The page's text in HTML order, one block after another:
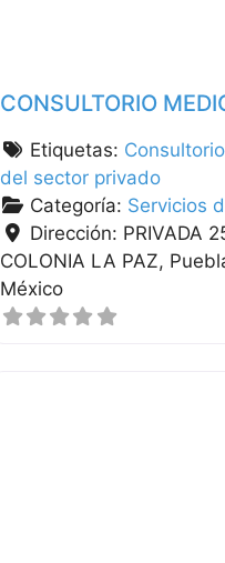
CONSULTORIO
Etiquetas:
del sector privado
Categoría: Servicios
Dirección: PRIVADA
COLONIA LA PAZ
México